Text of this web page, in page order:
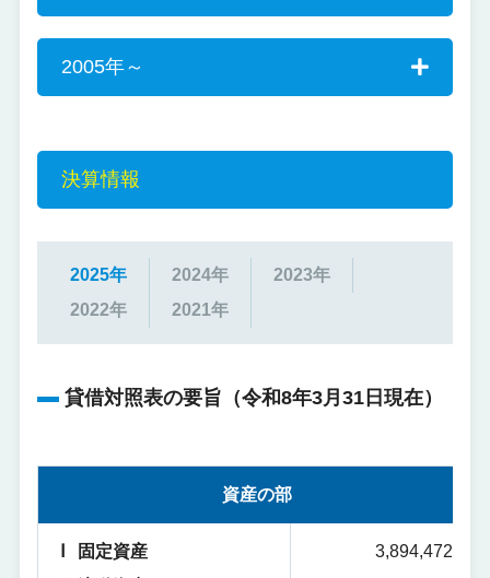
2005年～
決算情報
2025年 2024年
2023年
2022年
2021年
貸借対照表の要旨（令和8年3月31日現在）
資産の部
固定資産
3,894,472